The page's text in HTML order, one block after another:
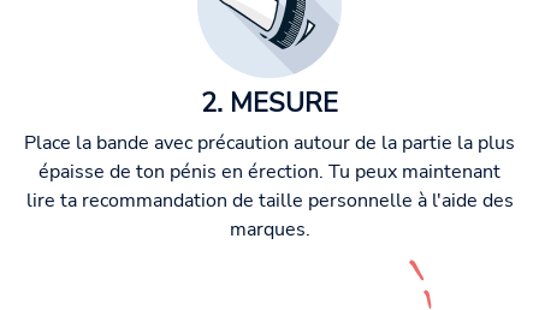
2. MESURE
Place la bande avec précaution autour de la partie la plus
épaisse de ton pénis en érection. Tu peux maintenant
lire ta recommandation de taille personnelle à l'aide des
marques.